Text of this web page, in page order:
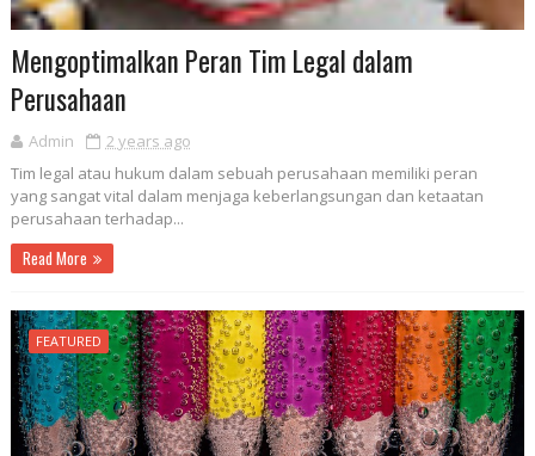
Mengoptimalkan Peran Tim Legal dalam
Perusahaan
Admin
2 years ago
Tim legal atau hukum dalam sebuah perusahaan memiliki peran
yang sangat vital dalam menjaga keberlangsungan dan ketaatan
perusahaan terhadap...
Read More
FEATURED